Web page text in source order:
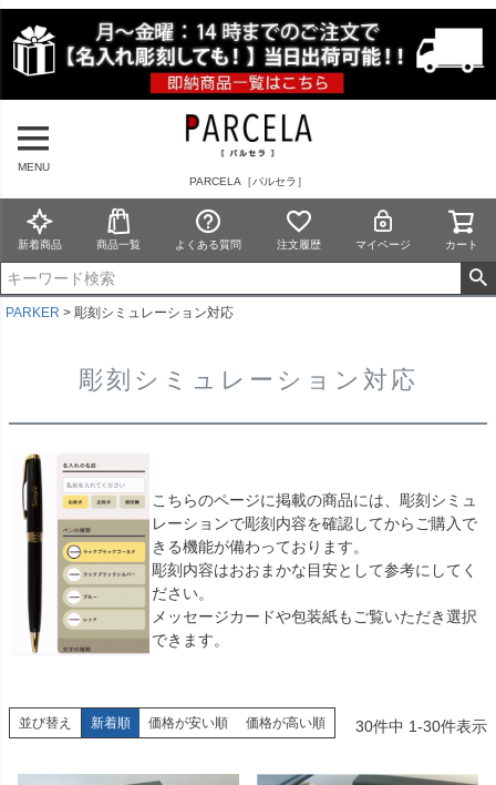
MENU
PARCELA［パルセラ］
新着商品 商品一覧 よくある質問 注文履歴 マイページ カート
PARKER 彫刻シミュレーション対応
彫刻シミュレーション対応
こちらのページに掲載の商品には、彫刻シミュ
レーションで彫刻内容を確認してからご購入で
きる機能が備わっております。
彫刻内容はおおまかな目安として参考にしてく
ださい。
メッセージカードや包装紙もご覧いただき選択
できます。
並び替え 新着順 価格が安い順 価格が高い順 30件中 1-30件表示